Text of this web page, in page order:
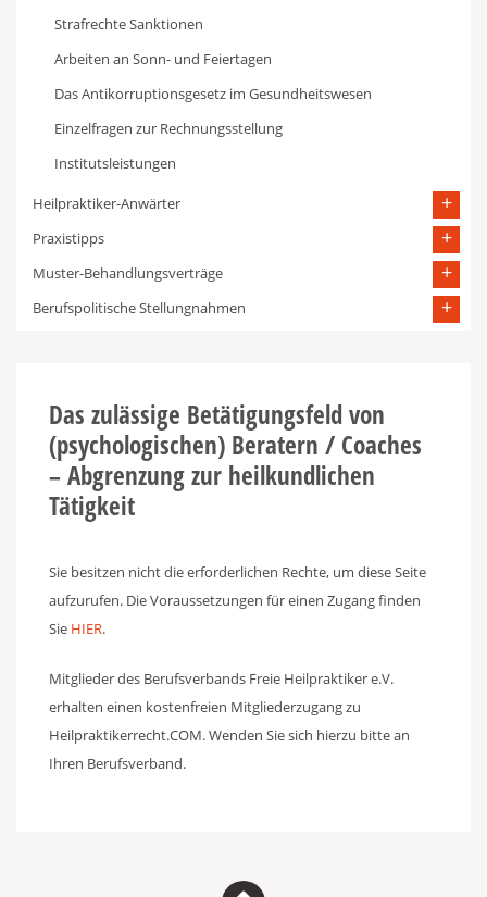
Strafrechte Sanktionen
Arbeiten an Sonn- und Feiertagen
Das Antikorruptionsgesetz im Gesundheitswesen
Einzelfragen zur Rechnungsstellung
Institutsleistungen
Heilpraktiker-Anwärter
Praxistipps
Muster-Behandlungsverträge
Berufspolitische Stellungnahmen
Das zulässige Betätigungsfeld von
(psychologischen) Beratern / Coaches
– Abgrenzung zur heilkundlichen
Tätigkeit
Sie besitzen nicht die erforderlichen Rechte, um diese Seite
aufzurufen. Die Voraussetzungen für einen Zugang finden
Sie HIER.
Mitglieder des Berufsverbands Freie Heilpraktiker e.V.
erhalten einen kostenfreien Mitgliederzugang zu
Heilpraktikerrecht.COM. Wenden Sie sich hierzu bitte an
Ihren Berufsverband.